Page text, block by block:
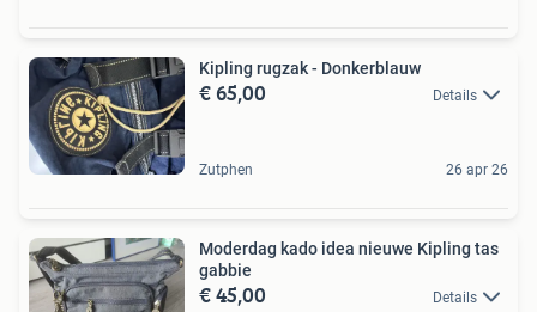
Kipling rugzak - Donkerblauw
€ 65,00 Details
Zutphen 26 apr 26
Moderdag kado idea nieuwe Kipling tas
gabbie
€ 45,00 Details